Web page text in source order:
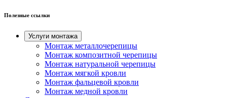
Полезные ссылки
Услуги монтажа
Монтаж металлочерепицы
Монтаж композитной черепицы
Монтаж натуральной черепицы
Монтаж мягкой кровли
Монтаж фальцевой кровли
Монтаж медной кровли